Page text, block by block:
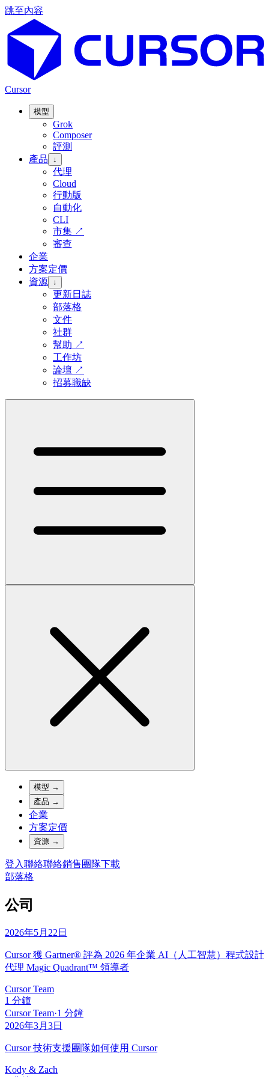
跳至內容
Cursor
模型
Grok
Composer
評測
產品
↓
代理
Cloud
行動版
自動化
CLI
市集 ↗
審查
企業
方案定價
資源 ↓
更新日誌
部落格
文件
社群
幫助 ↗
工作坊
論壇 ↗
招募職缺
模型 →
產品 →
企業
方案定價
資源 →
登入聯絡聯絡銷售團隊下載
部落格
公司
2026年5月22日
Cursor 獲 Gartner® 評為 2026 年企業 AI（人工智慧）程式設計
代理 Magic Quadrant™ 領導者
Cursor Team
1 分鐘
Cursor Team·1 分鐘
2026年3月3日
Cursor 技術支援團隊如何使用 Cursor
Kody & Zach